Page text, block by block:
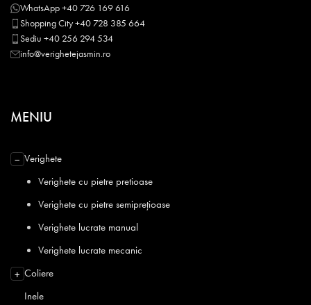
WhatsApp +40 726 169 616
Shopping City +40 728 385 664
Sediu +40 256 294 534
info@verighetejasmin.ro
MENIU
− Verighete
Verighete cu pietre pretioase
Verighete cu pietre semiprețioase
Verighete lucrate manual
Verighete lucrate mecanic
+ Coliere
Inele